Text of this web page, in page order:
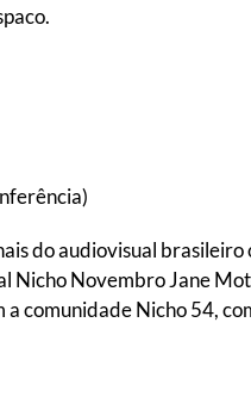
do audiovisual brasileiro
Nicho Novembro Jane
comunidade Nicho 54,